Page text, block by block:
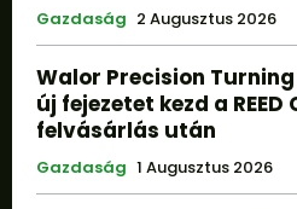
Gazdaság 2 Augusztus 2026
Walor Precision
új fejezetet kezd a REED
felvásárlás után
Gazdaság 1 Augusztus 2026